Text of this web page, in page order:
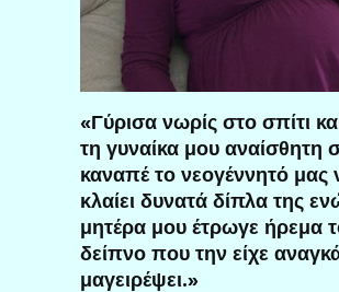
«Γύρισα νωρίς στο σπίτι
τη γυναίκα μου αναίσθητη
καναπέ το νεογέννητό μας
κλαίει δυνατά δίπλα της
μητέρα μου έτρωγε ήρεμα
δείπνο που την είχε
μαγειρέψει.»